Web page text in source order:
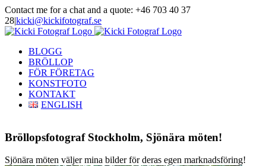
Skip
to
content
Contact me for a chat and a quote: +46 703 40 37
28|kicki@kickifotograf.se
Instagram
Facebook
BLOGG
BRÖLLOP
FÖR FÖRETAG
KONSTFOTO
KONTAKT
ENGLISH
Bröllopsfotograf Stockholm, Sjönära möten!
Sjönära möten väljer mina bilder för deras egen marknadsföring!